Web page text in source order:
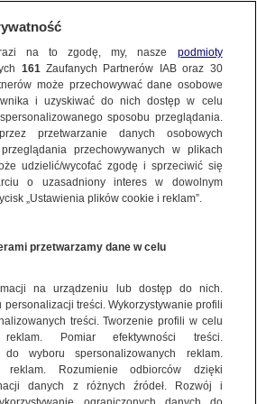
propozycja
nie lubią spędzać wakacji
upały na południu Europy.
którzy nie lubią spędzać
mają kraje skandynawskie.
zapraszają na coolcation.
Dzień dobry!
do wszystkich usług
na to zgodę, my, nasze podmioty
161Zaufanych Partnerów IAB oraz 30
może przechowywać dane osobowe
i uzyskiwać do nich dostęp w celu
sposobu przeglądania.
przetwarzanie danych osobowych
przechowywanych w plikach
udzielić/wycofać zgodę i sprzeciwić się
o uzasadniony interes w dowolnym
„Ustawienia plików cookie i reklam”.
przetwarzamy dane w celu
na urządzeniu lub dostęp do nich.
personalizacji treści. Wykorzystywanie profili
treści. Tworzenie profili w celu
reklam. Pomiar efektywności treści.
do wyboru spersonalizowanych reklam.
reklam. Rozumienie odbiorców dzięki
danych z różnych źródeł. Rozwój i